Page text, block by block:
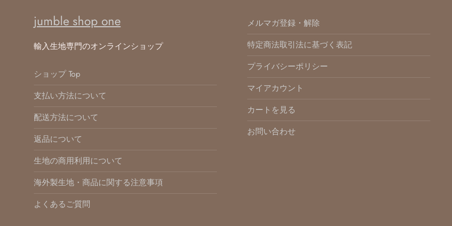
送
り
jumble shop one
輸入生地専門のオンラインショップ
ショップ Top
支払い方法について
配送方法について
返品について
生地の商用利用について
海外製生地・商品に関する注意事項
よくあるご質問
メルマガ登録・解除
特定商法取引法に基づく表記
プライバシーポリシー
マイアカウント
カートを見る
お問い合わせ